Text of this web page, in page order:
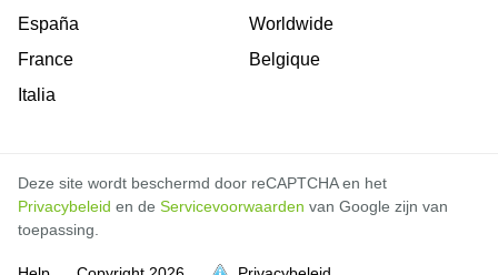
España
France
Italia
Worldwide
Belgique
Deze site wordt beschermd door reCAPTCHA en het
Privacybeleid en de Servicevoorwaarden van Google zijn van
toepassing.